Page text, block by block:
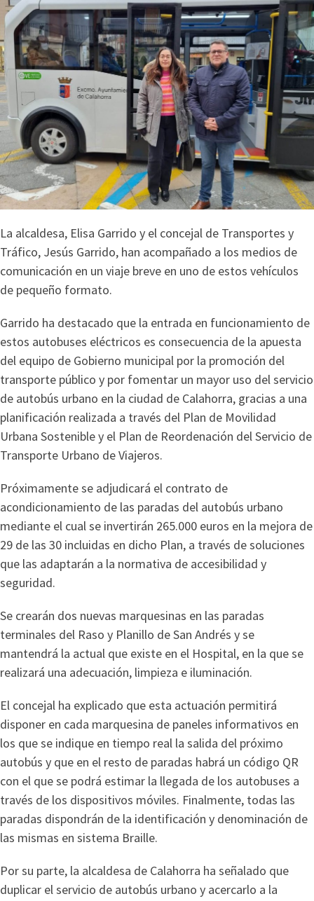
La alcaldesa, Elisa Garrido y el concejal de Transportes y
Tráfico, Jesús Garrido, han acompañado a los medios de
comunicación en un viaje breve en uno de estos vehículos
de pequeño formato.
Garrido ha destacado que la entrada en funcionamiento de
estos autobuses eléctricos es consecuencia de la apuesta
del equipo de Gobierno municipal por la promoción del
transporte público y por fomentar un mayor uso del servicio
de autobús urbano en la ciudad de Calahorra, gracias a una
planificación realizada a través del Plan de Movilidad
Urbana Sostenible y el Plan de Reordenación del Servicio de
Transporte Urbano de Viajeros.
Próximamente se adjudicará el contrato de
acondicionamiento de las paradas del autobús urbano
mediante el cual se invertirán 265.000 euros en la mejora de
29 de las 30 incluidas en dicho Plan, a través de soluciones
que las adaptarán a la normativa de accesibilidad y
seguridad.
Se crearán dos nuevas marquesinas en las paradas
terminales del Raso y Planillo de San Andrés y se
mantendrá la actual que existe en el Hospital, en la que se
realizará una adecuación, limpieza e iluminación.
El concejal ha explicado que esta actuación permitirá
disponer en cada marquesina de paneles informativos en
los que se indique en tiempo real la salida del próximo
autobús y que en el resto de paradas habrá un código QR
con el que se podrá estimar la llegada de los autobuses a
través de los dispositivos móviles. Finalmente, todas las
paradas dispondrán de la identificación y denominación de
las mismas en sistema Braille.
Por su parte, la alcaldesa de Calahorra ha señalado que
duplicar el servicio de autobús urbano y acercarlo a la